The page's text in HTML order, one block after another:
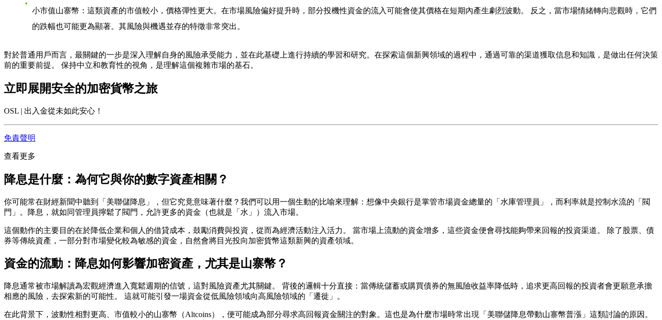
小市值山寨幣 ：這類資產的市值較小，價格彈性更大。在市場風險偏好提升時，部分投機性資金的流入可能會使其價格在短期內產生劇烈波動。 反之，當市場情緒轉向悲觀時，它們
的跌幅也可能更為顯著。其風險與機遇並存的特徵非常突出。
對於普通用戶而言，最關鍵的一步是深入理解自身的風險承受能力，並在此基礎上進行持續的學習和研究。在探索這個新興領域的過程中，通過可靠的渠道獲取信息和知識，是做出任何決策
前的重要前提。 保持中立和教育性的視角，是理解這個複雜市場的基石。
立即展開安全的加密貨幣之旅
OSL | 出入金從未如此安心！
免責聲明
查看更多
降息是什麼：為何它與你的數字資產相關？
你可能常在財經新聞中聽到「美聯儲降息」，但它究竟意味著什麼？我們可以用一個生動的比喻來理解：想像中央銀行是掌管市場資金總量的「水庫管理員」，而利率就是控制水流的「閥
門」。降息，就如同管理員擰鬆了閥門，允許更多的資金（也就是「水」）流入市場。
這個動作的主要目的在於降低企業和個人的借貸成本，鼓勵消費與投資，從而為經濟活動注入活力。 當市場上流動的資金增多，這些資金便會尋找能夠帶來回報的投資渠道。 除了股票、債
券等傳統資產，一部分對市場變化較為敏感的資金，自然會將目光投向加密貨幣這類新興的資產領域。
資金的流動：降息如何影響加密資產，尤其是山寨幣？
降息通常被市場解讀為宏觀經濟進入寬鬆週期的信號，這對風險資產尤其關鍵。 背後的邏輯十分直接：當傳統儲蓄或購買債券的無風險收益率降低時，追求更高回報的投資者會更願意承擔
相應的風險，去探索新的可能性。 這就可能引發一場資金從低風險領域向高風險領域的「遷徙」。
在此背景下，波動性相對更高、市值較小的山寨幣（Altcoins），便可能成為部分尋求高回報資金關注的對象。這也是為什麼市場時常出現「美聯儲降息帶動山寨幣普漲」這類討論的原因。